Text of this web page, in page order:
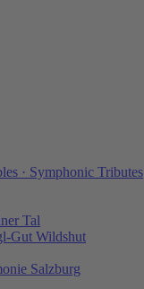
· Symphonic Tributes
Tal
Gut Wildshut
Salzburg